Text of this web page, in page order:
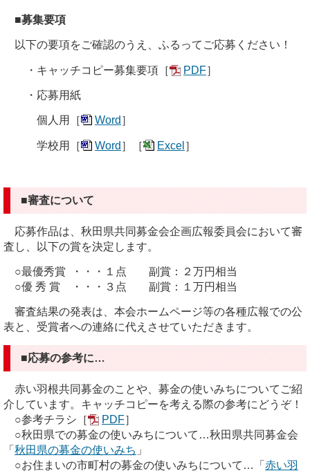
■募集要項
以下の要項をご確認のうえ、ふるってご応募ください！
・キャッチコピー募集要項［ PDF］
・応募用紙
個人用［ Word ］
学校用［ Word ］［ Excel ］
■審査について
応募作品は、秋田県共同募金会企画広報委員会において審
査し、以下の賞を決定します。
○最優秀賞 ・・・１点 副賞：２万円相当
○優 秀 賞 ・・・３点 副賞：１万円相当
審査結果の発表は、本会ホームページ等の各種広報での公
表と、受賞者への連絡に代えさせていただきます。
■応募の参考に…
赤い羽根共同募金のことや、募金の使いみちについてご紹
介しています。キャッチコピーを考える際の参考にどうぞ！
○参考チラシ［
PDF］
○秋田県での募金の使いみちについて…秋田県共同募金会
「 秋田県の募金の使いみち 」
○お住まいの市町村の募金の使いみちについて…「 赤い羽